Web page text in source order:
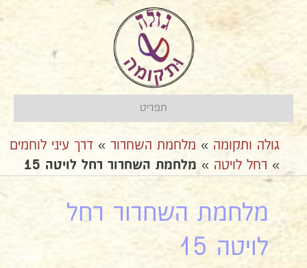
תפריט
גולה ותקומה » מלחמת השחרור » דרך עיני לוחמים
» רחל לויטה » מלחמת השחרור רחל לויטה 15
מלחמת השחרור רחל
לויטה 15